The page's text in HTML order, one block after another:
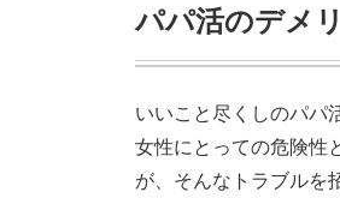
パパ活のデメ
いいこと尽くしのパパ
女性にとっての危険性
が、そんなトラブルを